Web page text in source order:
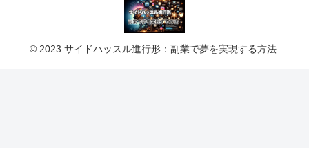
© 2023 サイドハッスル進行形：副業で夢を実現する方法.